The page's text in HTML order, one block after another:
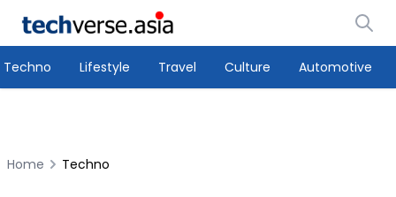
Techno Lifestyle Travel Culture Automotive
Home Techno